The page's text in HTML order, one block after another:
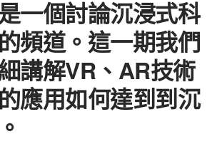
一個討論沉浸式科
頻道。這一期我們
講解VR、AR技術
應用如何達到到沉